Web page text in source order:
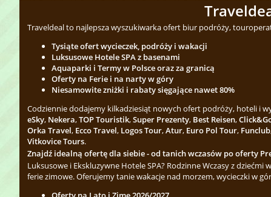
Traveldeal to najlepsza wyszukiwarka ofert biur podróży,
Tysiąte ofert wycieczek, podróży i wakacji
Luksusowe Hotele SPA z basenami
Aquaparki i Termy w Polsce oraz za granicą
Oferty na Ferie i na narty w góry
Niesamowite zniżki i rabaty sięgające nawet 80%
Codziennie dodajemy kilkadziesiąt nowych ofert podróży, hoteli i
eSky, Nekera,TOP Touristik,Super Prezenty, Best Reisen,
Orka Travel, Ecco Travel, Logos Tour,Atur, Euro Pol Tour, Funclub
Vitkovice Tours.
Znajdź idealną ofertę dla siebie - od tanich wczasów po oferty
Luksusowe i Ekskluzywne Hotele SPA? Rodzinne Wczasy z
ferie zimowe. Oferujemy tanie wakacje nad morzem, wycieczki w